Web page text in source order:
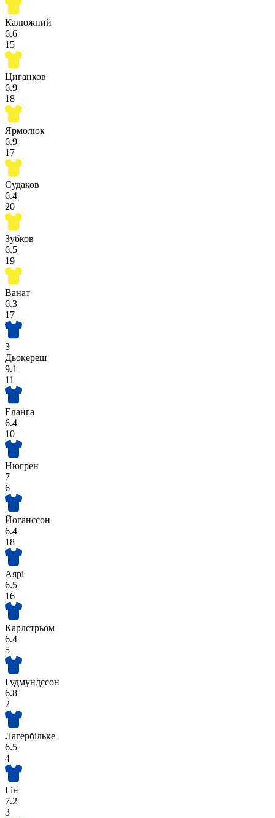
Калюжний
6.6
15
Циганков
6.9
18
Ярмолюк
6.9
17
Судаков
6.4
20
Зубков
6.5
19
Ванат
6.3
17
3
Дьокереш
9.1
11
Еланга
6.4
10
Нюгрен
7
6
Йоганссон
6.4
18
Аярі
6.5
16
Карлстрьом
6.4
5
Гудмундссон
6.8
2
Лагербільке
6.5
4
Гін
7.2
3